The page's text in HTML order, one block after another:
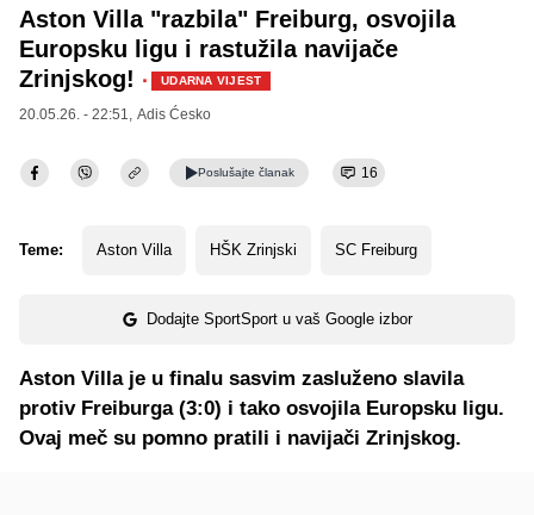
Aston Villa "razbila" Freiburg, osvojila
Europsku ligu i rastužila navijače
Zrinjskog! · UDARNA VIJEST
20.05.26. - 22:51, Adis Ćesko
Poslušajte članak 16
Teme: Aston Villa HŠK Zrinjski SC Freiburg
Dodajte SportSport u vaš Google izbor
Aston Villa je u finalu sasvim zasluženo slavila
protiv Freiburga (3:0) i tako osvojila Europsku ligu.
Ovaj meč su pomno pratili i navijači Zrinjskog.